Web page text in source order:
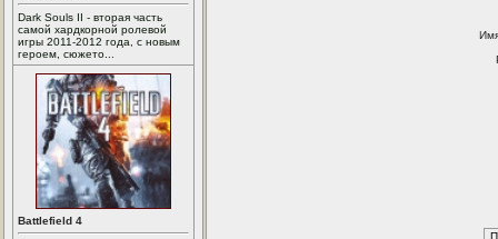
Dark Souls II - вторая часть
самой хардкорной ролевой
игры 2011-2012 года, с новым
героем, сюжето...
Battlefield 4